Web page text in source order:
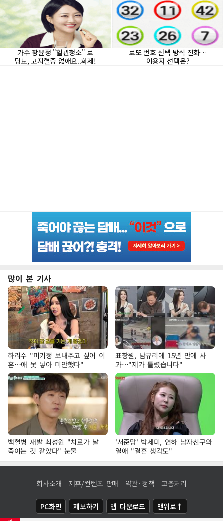
많이 본 기사
하리수 "미키정 보내주고 싶어 이
혼…애 못 낳아 미안했다"
표창원, 남규리에 15년 만에 사
과…"제가 틀렸습니다"
백혈병 재발 최성원 "치료가 날
죽이는 것 같았다" 눈물
'서준맘' 박세미, 연하 남자친구와
열애 "결혼 생각도"
회사소개 제휴/컨텐츠 판매 약관·정책 고충처리
PC화면 제보하기 앱 다운로드 맨위로↑